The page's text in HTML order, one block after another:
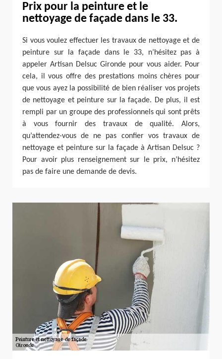
Prix pour la peinture et le
nettoyage de façade dans le 33.
Si vous voulez effectuer les travaux de nettoyage et de
peinture sur la façade dans le 33, n’hésitez pas à
appeler Artisan Delsuc Gironde pour vous aider. Pour
cela, il vous offre des prestations moins chères pour
que vous ayez la possibilité de bien réaliser vos projets
de nettoyage et peinture sur la façade. De plus, il est
rempli par un groupe des professionnels qui sont prêts
à vous fournir des travaux de qualité. Alors,
qu’attendez-vous de ne pas confier vos travaux de
nettoyage et peinture sur la façade à Artisan Delsuc ?
Pour avoir plus renseignement sur le prix, n’hésitez
pas de faire une demande de devis.